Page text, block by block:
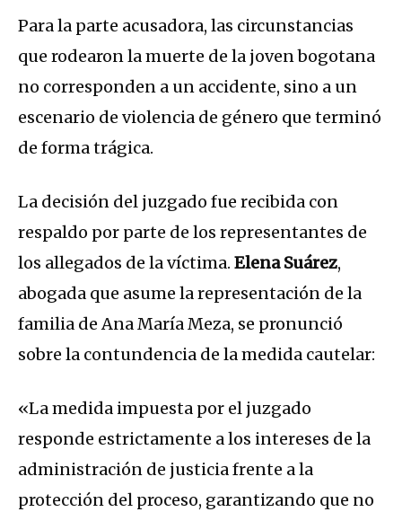
Para la parte acusadora, las circunstancias
que rodearon la muerte de la joven bogotana
no corresponden a un accidente, sino a un
escenario de violencia de género que terminó
de forma trágica.
La decisión del juzgado fue recibida con
respaldo por parte de los representantes de
los allegados de la víctima. Elena Suárez,
abogada que asume la representación de la
familia de Ana María Meza, se pronunció
sobre la contundencia de la medida cautelar:
«La medida impuesta por el juzgado
responde estrictamente a los intereses de la
administración de justicia frente a la
protección del proceso, garantizando que no